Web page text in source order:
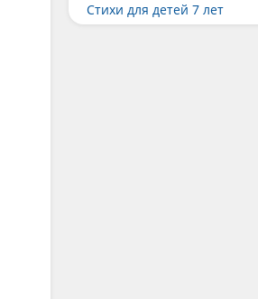
Стихи для детей 7 лет